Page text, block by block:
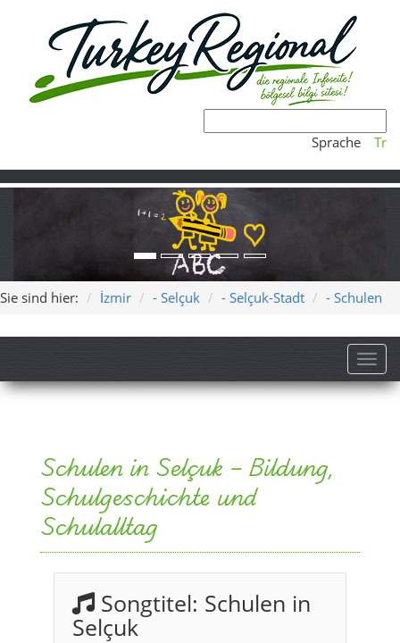
Sprache Tr
Sie sind hier: İzmir - Selçuk - Selçuk-Stadt - Schulen
Schulen in Selçuk – Bildung,
Schulgeschichte und
Schulalltag
Songtitel: Schulen in
Selçuk